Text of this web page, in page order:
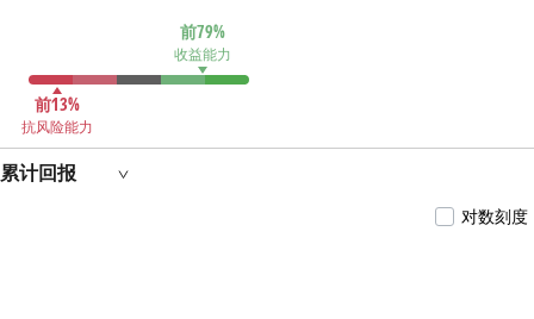
前79%
收益能力
前13%
抗风险能力
累计回报
对数刻度